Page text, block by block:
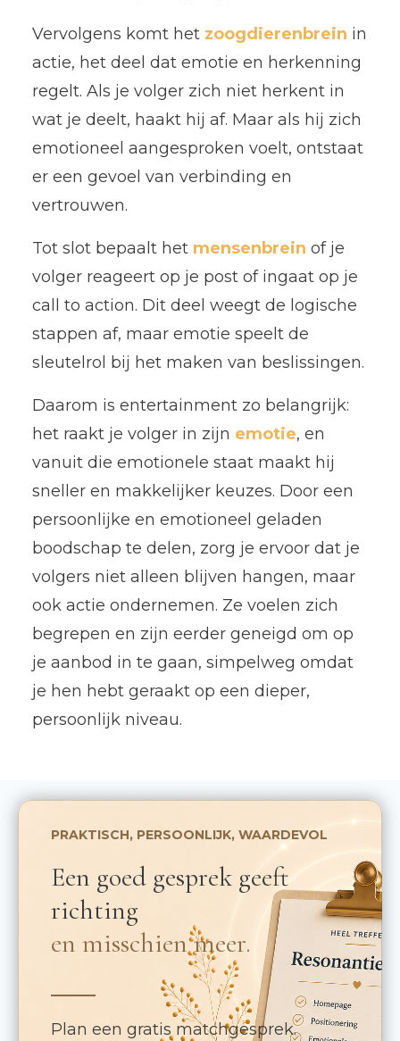
Vervolgens komt het zoogdierenbrein in
actie, het deel dat emotie en herkenning
regelt. Als je volger zich niet herkent in
wat je deelt, haakt hij af. Maar als hij zich
emotioneel aangesproken voelt, ontstaat
er een gevoel van verbinding en
vertrouwen.
Tot slot bepaalt het mensenbrein of je
volger reageert op je post of ingaat op je
call to action. Dit deel weegt de logische
stappen af, maar emotie speelt de
sleutelrol bij het maken van beslissingen.
Daarom is entertainment zo belangrijk:
het raakt je volger in zijn emotie, en
vanuit die emotionele staat maakt hij
sneller en makkelijker keuzes. Door een
persoonlijke en emotioneel geladen
boodschap te delen, zorg je ervoor dat je
volgers niet alleen blijven hangen, maar
ook actie ondernemen. Ze voelen zich
begrepen en zijn eerder geneigd om op
je aanbod in te gaan, simpelweg omdat
je hen hebt geraakt op een dieper,
persoonlijk niveau.
PRAKTISCH, PERSOONLIJK, WAARDEVOL
Een goed gesprek geeft
richting
en misschien meer.
Plan een gratis matchgesprek.